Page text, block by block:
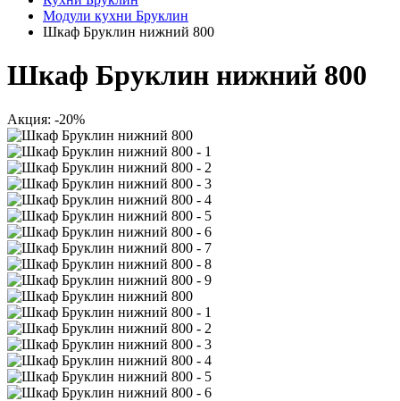
Модули кухни Бруклин
Шкаф Бруклин нижний 800
Шкаф Бруклин нижний 800
Акция: -20%